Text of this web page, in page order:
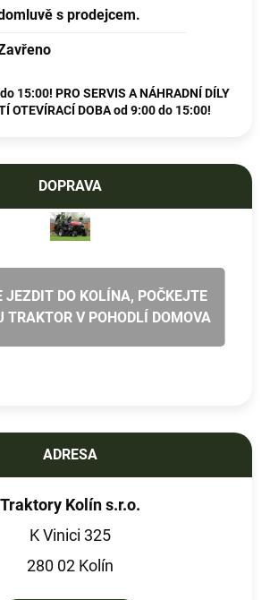
s prodejcem.
15:00! PRO SERVIS A NÁHRADNÍ DÍLY
OTEVÍRACÍ DOBA od 9:00 do 15:00!
DOPRAVA
JEZDIT DO KOLÍNA, POČKEJTE
TRAKTOR V POHODLÍ DOMOVA
ADRESA
Traktory Kolín s.r.o.
K Vinici 325
280 02 Kolín